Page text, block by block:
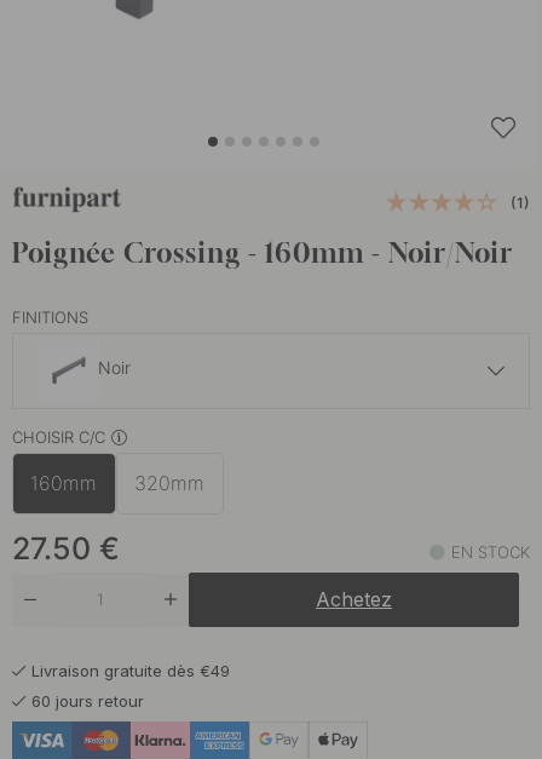
(1)
Poignée Crossing - 160mm - Noir/Noir
FINITIONS
Noir
Chêne/Noir
CHOISIR C/C
160mm 320mm
27.50 € EN STOCK
Achetez
Livraison gratuite dès €49
60 jours retour